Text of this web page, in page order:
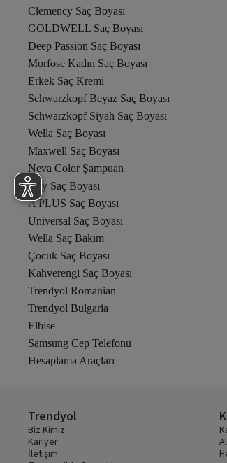
Clemency Saç Boyası
GOLDWELL Saç Boyası
Deep Passion Saç Boyası
Morfose Kadın Saç Boyası
Erkek Saç Kremi
Schwarzkopf Beyaz Saç Boyası
Schwarzkopf Siyah Saç Boyası
Wella Saç Boyası
Maxwell Saç Boyası
Neva Color Şampuan
Oxy Saç Boyası
A PLUS Saç Boyası
Universal Saç Boyası
Wella Saç Bakım
Çocuk Saç Boyası
Kahverengi Saç Boyası
Trendyol Romanian
Trendyol Bulgaria
Elbise
Samsung Cep Telefonu
Hesaplama Araçları
Trendyol
Biz Kimiz
Kariyer
İletişim